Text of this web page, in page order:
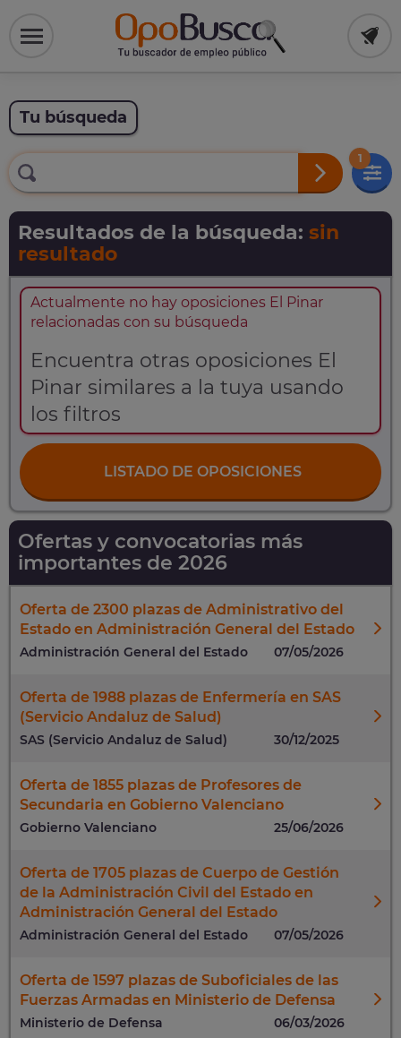
Tu búsqueda
1
Resultados de la búsqueda: sin
resultado
Actualmente no hay oposiciones El Pinar
relacionadas con su búsqueda
Encuentra otras oposiciones El
Pinar similares a la tuya usando
los filtros
LISTADO DE OPOSICIONES
Ofertas y convocatorias más
importantes de 2026
Oferta de 2300 plazas de Administrativo del
Estado en Administración General del Estado
Administración General del Estado 07/05/2026
Oferta de 1988 plazas de Enfermería en SAS
(Servicio Andaluz de Salud)
SAS (Servicio Andaluz de Salud) 30/12/2025
Oferta de 1855 plazas de Profesores de
Secundaria en Gobierno Valenciano
Gobierno Valenciano 25/06/2026
Oferta de 1705 plazas de Cuerpo de Gestión
de la Administración Civil del Estado en
Administración General del Estado
Administración General del Estado 07/05/2026
Oferta de 1597 plazas de Suboficiales de las
Fuerzas Armadas en Ministerio de Defensa
Ministerio de Defensa 06/03/2026